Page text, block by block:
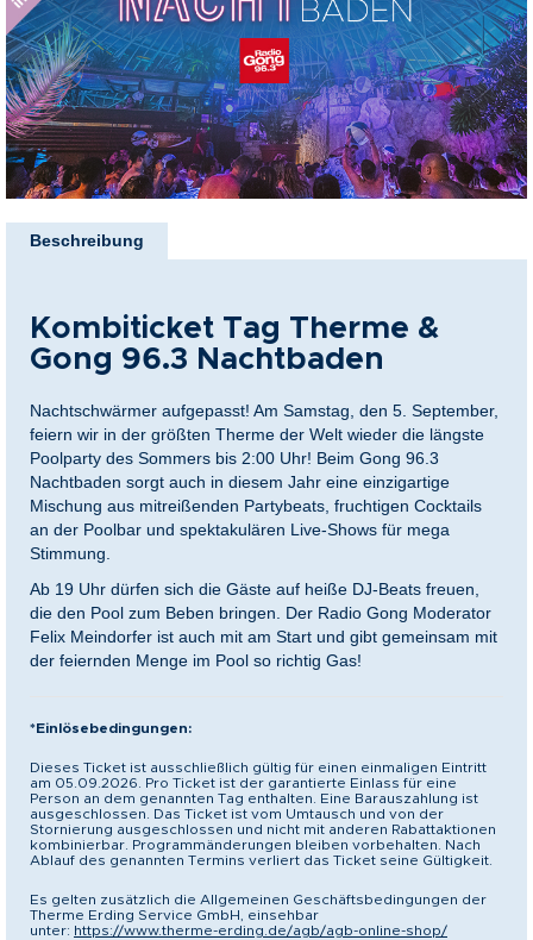
springen
Anfang
Beschreibung
Kombiticket Tag Therme &
Gong 96.3 Nachtbaden
Nachtschwärmer aufgepasst! Am Samstag, den 5. September,
feiern wir in der größten Therme der Welt wieder die längste
Poolparty des Sommers bis 2:00 Uhr! Beim Gong 96.3
Nachtbaden sorgt auch in diesem Jahr eine einzigartige
Mischung aus mitreißenden Partybeats, fruchtigen Cocktails
an der Poolbar und spektakulären Live-Shows für mega
Stimmung.
Ab 19 Uhr dürfen sich die Gäste auf heiße DJ-Beats freuen,
die den Pool zum Beben bringen. Der Radio Gong Moderator
Felix Meindorfer ist auch mit am Start und gibt gemeinsam mit
der feiernden Menge im Pool so richtig Gas!
*Einlösebedingungen:
Dieses Ticket ist ausschließlich gültig für einen einmaligen Eintritt
am 05.09.2026. Pro Ticket ist der garantierte Einlass für eine
Person an dem genannten Tag enthalten. Eine Barauszahlung ist
ausgeschlossen. Das Ticket ist vom Umtausch und von der
Stornierung ausgeschlossen und nicht mit anderen Rabattaktionen
kombinierbar. Programmänderungen bleiben vorbehalten. Nach
Ablauf des genannten Termins verliert das Ticket seine Gültigkeit.
Es gelten zusätzlich die Allgemeinen Geschäftsbedingungen der
Therme Erding Service GmbH, einsehbar
unter: https://www.therme-erding.de/agb/agb-online-shop/
für Paare
für Familien